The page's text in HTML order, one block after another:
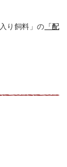
り飼料」の 「配